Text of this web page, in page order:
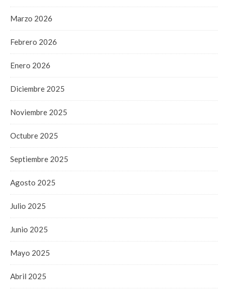
Marzo 2026
Febrero 2026
Enero 2026
Diciembre 2025
Noviembre 2025
Octubre 2025
Septiembre 2025
Agosto 2025
Julio 2025
Junio 2025
Mayo 2025
Abril 2025